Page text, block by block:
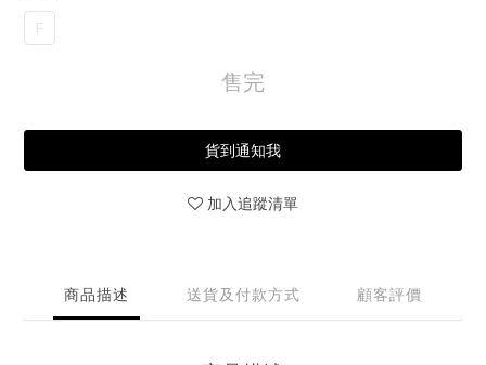
F
售完
貨到通知我
加入追蹤清單
商品描述 送貨及付款方式 顧客評價